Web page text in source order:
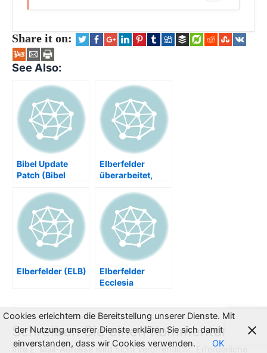
Share it on:
See Also:
Bibel Update
Patch (Bibel
Kritik | Bibel
Übersetzungen
auf dem
Prüfstand,
Übersetzungsfeh
ler, Errata,
Korrekturverzeic
hnis, Kritik,
Nachricht,
Hoffnung für alle
Elberfelder
überarbeitet,
Hückeswagen
[ELBü-2003]
Elberfelder (ELB)
Elberfelder
Ecclesia
Schreiben Sie einen Kommentar
Ihre E-Mail-Adresse wird nicht veröffentlicht. Erforderliche
Cookies erleichtern die Bereitstellung unserer Dienste. Mit
der Nutzung unserer Dienste erklären Sie sich damit
einverstanden, dass wir Cookies verwenden.
OK